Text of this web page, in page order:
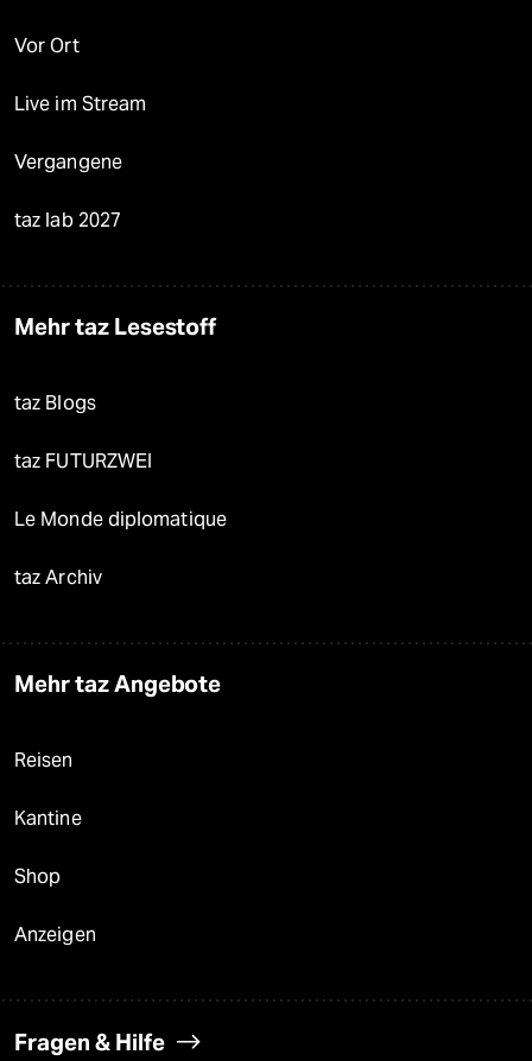
Vor Ort
Live im Stream
Vergangene
taz lab 2027
Mehr taz Lesestoff
taz Blogs
taz FUTURZWEI
Le Monde diplomatique
taz Archiv
Mehr taz Angebote
Reisen
Kantine
Shop
Anzeigen
Fragen & Hilfe